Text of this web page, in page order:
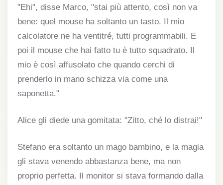
"Ehi", disse Marco, "stai più attento, così non va
bene: quel mouse ha soltanto un tasto. Il mio
calcolatore ne ha ventitré, tutti programmabili. E
poi il mouse che hai fatto tu è tutto squadrato. Il
mio è così affusolato che quando cerchi di
prenderlo in mano schizza via come una
saponetta."
Alice gli diede una gomitata: "Zitto, ché lo distrai!"
Stefano era soltanto un mago bambino, e la magia
gli stava venendo abbastanza bene, ma non
proprio perfetta. Il monitor si stava formando dalla